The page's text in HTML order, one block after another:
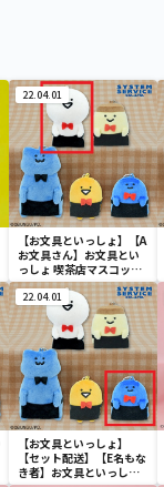
22.04.01
【お文具といっしょ】【A
お文具さん】お文具とい
っしょ 喫茶店マスコット
キーチェーン
22.04.01
【お文具といっしょ】
【セット配送】【E名もな
き者】お文具といっしょ